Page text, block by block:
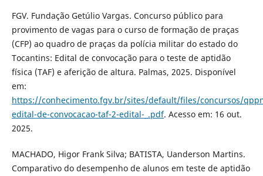
FGV. Fundação Getúlio Vargas. Concurso público para
provimento de vagas para o curso de formação de praças
(CFP) ao quadro de praças da polícia militar do estado do
Tocantins: Edital de convocação para o teste de aptidão
física (TAF) e aferição de altura. Palmas, 2025. Disponível
em:
https://conhecimento.fgv.br/sites/default/files/concursos/
edital-de-convocacao-taf-2-edital-_.pdf. Acesso em: 16 out.
2025.
MACHADO, Higor Frank Silva; BATISTA, Uanderson Martins.
Comparativo do desempenho de alunos em teste de aptidão